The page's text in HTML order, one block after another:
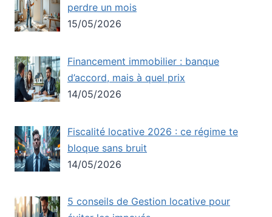
perdre un mois
15/05/2026
Financement immobilier : banque
d’accord, mais à quel prix
14/05/2026
Fiscalité locative 2026 : ce régime te
bloque sans bruit
14/05/2026
5 conseils de Gestion locative pour